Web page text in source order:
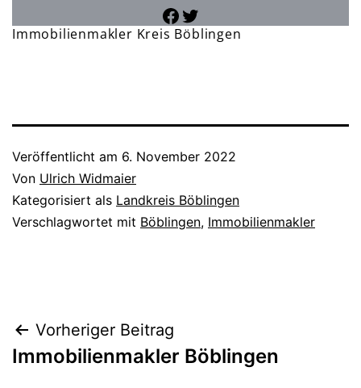
Facebook
Twitter
Immobilienmakler Kreis Böblingen
Veröffentlicht am 6. November 2022
Von Ulrich Widmaier
Kategorisiert als Landkreis Böblingen
Verschlagwortet mit Böblingen, Immobilienmakler
Beitragsnavigation
Vorheriger Beitrag
Immobilienmakler Böblingen